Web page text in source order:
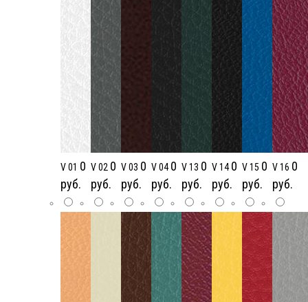
V 01 0
руб.
V 02 0
руб.
V 03 0
руб.
V 04 0
руб.
V 13 0
руб.
V 14 0
руб.
V 15 0
руб.
V 16 0
руб.